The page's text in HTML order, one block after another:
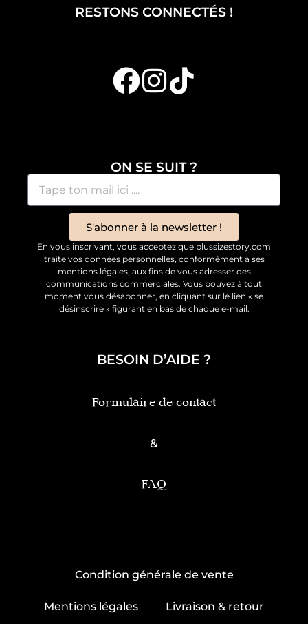
RESTONS CONNECTÉS !
ON SE SUIT ?
S'abonner à la newsletter !
En vous inscrivant, vous acceptez que plussizestory.com
traite vos données personnelles, conformément à ses
mentions légales, aux fins de vous adresser des
communications commerciales. Vous pouvez à tout
moment vous désabonner, en cliquant sur le lien « se
désinscrire » figurant en bas de chaque e-mail.
BESOIN D’AIDE ?
Formulaire de contact
&
FAQ
Condition générale de vente
Mentions légales Livraison & retour